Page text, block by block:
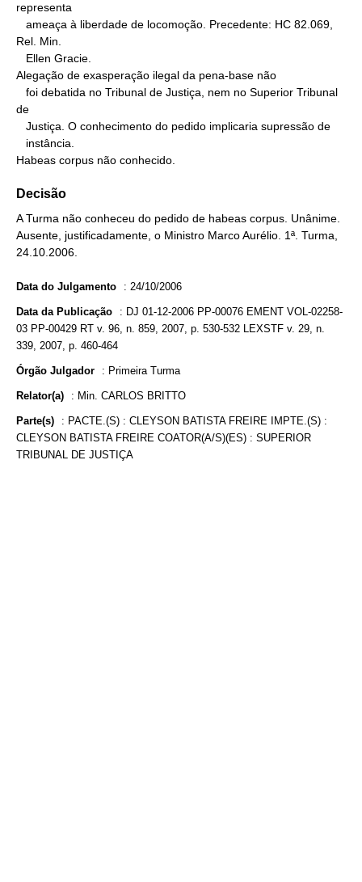
representa
Rel. Min.
Alegação de exasperação ilegal da pena-base não
de
Habeas corpus não conhecido.
Decisão
A Turma não conheceu do pedido de habeas corpus. Unânime.
Ausente, justificadamente, o Ministro Marco Aurélio. 1ª. Turma,
24.10.2006.
Data do Julgamento : 24/10/2006
Data da Publicação : DJ 01-12-2006 PP-00076 EMENT VOL-02258-
03 PP-00429 RT v. 96, n. 859, 2007, p. 530-532 LEXSTF v. 29, n.
339, 2007, p. 460-464
Órgão Julgador : Primeira Turma
Relator(a) : Min. CARLOS BRITTO
Parte(s) : PACTE.(S) : CLEYSON BATISTA FREIRE IMPTE.(S) :
CLEYSON BATISTA FREIRE COATOR(A/S)(ES) : SUPERIOR
TRIBUNAL DE JUSTIÇA